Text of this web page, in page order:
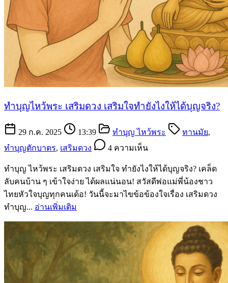
ทำบุญไหว้พระ เสริมดวง เสริมใจทำยังไงให้ได้บุญจริง?
29 ก.ค. 2025 13:39 ทำบุญ ไหว้พระ ทานมัย,
ทำบุญตักบาตร, เสริมดวง 4 ความเห็น
ทำบุญ ไหว้พระ เสริมดวง เสริมใจ ทำยังไงให้ได้บุญจริง? เคล็ด
ลับคนบ้าน ๆ เข้าใจง่าย ได้ผลแน่นอน! สวัสดีพ่อแม่พี่น้องชาว
ไทยหัวใจบุญทุกคนเด้อ! วันนี้จะมาไขข้อข้องใจเรื่อง เสริมดวง
ทำบุญ... อ่านเพิ่มเติม